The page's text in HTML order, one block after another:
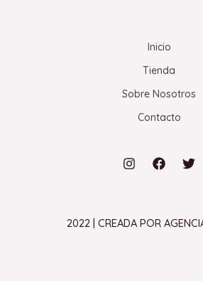
Inicio
Tienda
Sobre Nosotros
Contacto
2022 | CREADA POR